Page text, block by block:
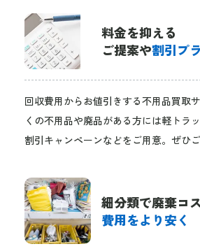
料金を抑える
ご提案や割引プ
回収費用からお値引きする不用品買取
くの不用品や廃品がある方には軽トラ
割引キャンペーンなどをご用意。ぜひ
細分類で廃棄コ
費用をより安く